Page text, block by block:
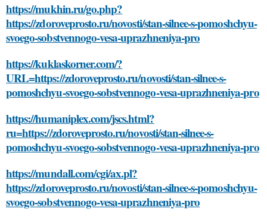
https://mukhin.ru/go.php?
https://zdoroveprosto.ru/novosti/stan-silnee-s-pomoshchyu-
svoego-sobstvennogo-vesa-uprazhneniya-pro
https://kuklaskorner.com/?
URL=https://zdoroveprosto.ru/novosti/stan-silnee-s-
pomoshchyu-svoego-sobstvennogo-vesa-uprazhneniya-pro
https://humaniplex.com/jscs.html?
ru=https://zdoroveprosto.ru/novosti/stan-silnee-s-
pomoshchyu-svoego-sobstvennogo-vesa-uprazhneniya-pro
https://mundall.com/cgi/ax.pl?
https://zdoroveprosto.ru/novosti/stan-silnee-s-pomoshchyu-
svoego-sobstvennogo-vesa-uprazhneniya-pro